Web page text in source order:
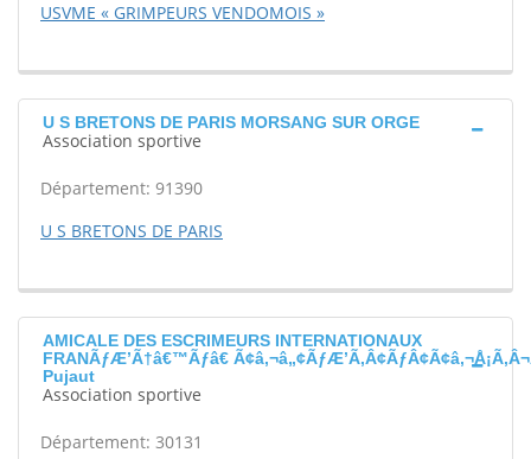
USVME « GRIMPEURS VENDOMOIS »
U S BRETONS DE PARIS MORSANG SUR ORGE
Association sportive
Département: 91390
U S BRETONS DE PARIS
AMICALE DES ESCRIMEURS INTERNATIONAUX
FRANÃƒÆ’Ã†â€™Ãƒâ€
Pujaut
Association sportive
Département: 30131